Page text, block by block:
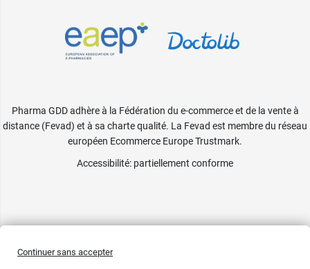
Pharma GDD adhère à la Fédération du e-commerce et de la vente à
distance (Fevad) et à sa charte qualité. La Fevad est membre du réseau
européen Ecommerce Europe Trustmark.
Accessibilité: partiellement conforme
Continuer sans accepter